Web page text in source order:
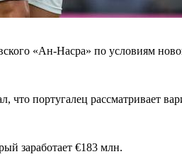
«Ан-Насра» по условиям
португалец рассматривает
заработает €183 млн.